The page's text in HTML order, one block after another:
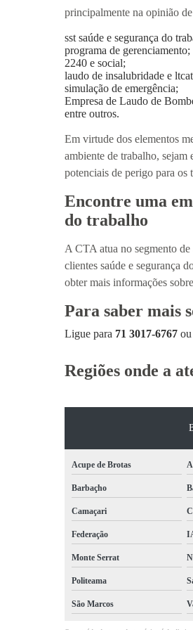
principalmente na opinião
sst saúde e segurança do
programa de gerenciamento;
2240 e social;
laudo de insalubridade e
simulação de emergência;
Empresa de Laudo de
entre outros.
Em virtude dos elementos
ambiente de trabalho,
potenciais de perigo para os
Encontre uma
do trabalho
A CTA atua no segmento
clientes saúde e segurança
obter mais informações
Para saber mais
Ligue para 71 3017-6767 ou
Regiões onde a
Acupe de Brotas
Barbaçho
Camaçari
Federação
Monte Serrat
Politeama
São Marcos